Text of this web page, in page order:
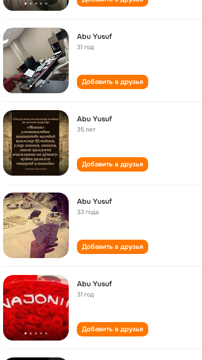
Abu Yusuf
31 год
Добавить в друзья
Abu Yusuf
35 лет
Добавить в друзья
Abu Yusuf
33 года
Добавить в друзья
Abu Yusuf
31 год
Добавить в друзья